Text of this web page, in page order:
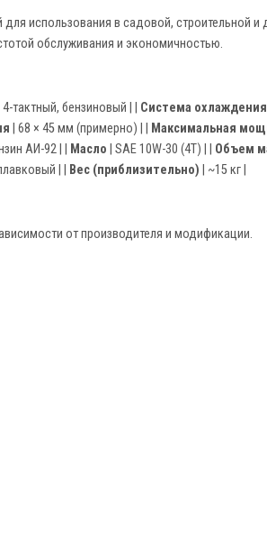
использования в садовой, строительной и
обслуживания и экономичностью.
| 4-тактный, бензиновый | | Система охлаждения
| 68 × 45 мм (примерно) | | Максимальная
АИ-92 | | Масло | SAE 10W-30 (4T) | | Объем
| | Вес (приблизительно) | ~15 кг |
от производителя и модификации.